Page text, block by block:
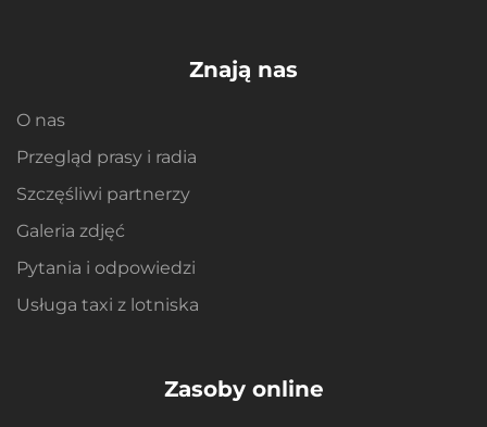
Znają nas
O nas
Przegląd prasy i radia
Szczęśliwi partnerzy
Galeria zdjęć
Pytania i odpowiedzi
Usługa taxi z lotniska
Zasoby online